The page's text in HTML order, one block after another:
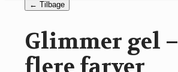
← Tilbage
Glimmer gel –